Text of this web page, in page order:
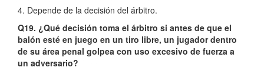
4. Depende de la decisión del árbitro.
Q19. ¿Qué decisión toma el árbitro si antes de que el
balón esté en juego en un tiro libre, un jugador dentro
de su área penal golpea con uso excesivo de fuerza a
un adversario?